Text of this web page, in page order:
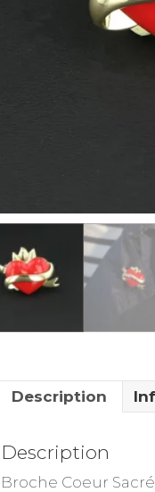
Description
Description
Broche Coeur